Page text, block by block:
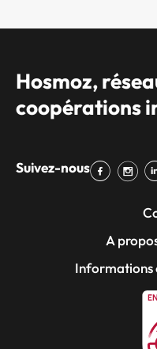
Hosmoz,
coopérations
Suivez-nous
A
Informations